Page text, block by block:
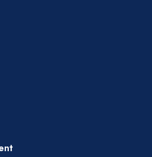
– thé, café, jus, fruits, lait,
fromage,
fromage, saucisse à
en conserve et sardines,
à la menthe (des pâtes,
des pommes de terre et du